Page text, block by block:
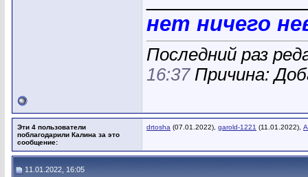
нет ничего
Последний раз
16:37Причина:
Эти 4 пользователи
поблагодарили Калина за это
сообщение:
drtosha (07.01.2022), garold-1221 (11.01.2022),
11.01.2022, 16:05